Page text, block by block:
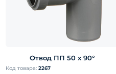
Отвод ПП 50 x 90°
Код товара: 2267